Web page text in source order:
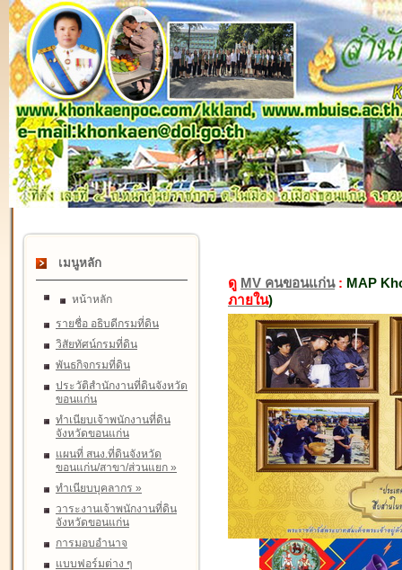
เมนูหลัก
หน้าหลัก
รายชื่อ อธิบดีกรมที่ดิน
วิสัยทัศน์กรมที่ดิน
พันธกิจกรมที่ดิน
ประวัติสำนักงานที่ดินจังหวัด
ขอนแก่น
ทำเนียบเจ้าพนักงานที่ดิน
จังหวัดขอนแก่น
แผนที่ สนง.ที่ดินจังหวัด
ขอนแก่น/สาขา/ส่วนแยก »
ทำเนียบบุคลากร »
วาระงานเจ้าพนักงานที่ดิน
จังหวัดขอนแก่น
การมอบอำนาจ
แบบฟอร์มต่าง ๆ
ดู MV คนขอนแก่น: MAP
ภายใน)